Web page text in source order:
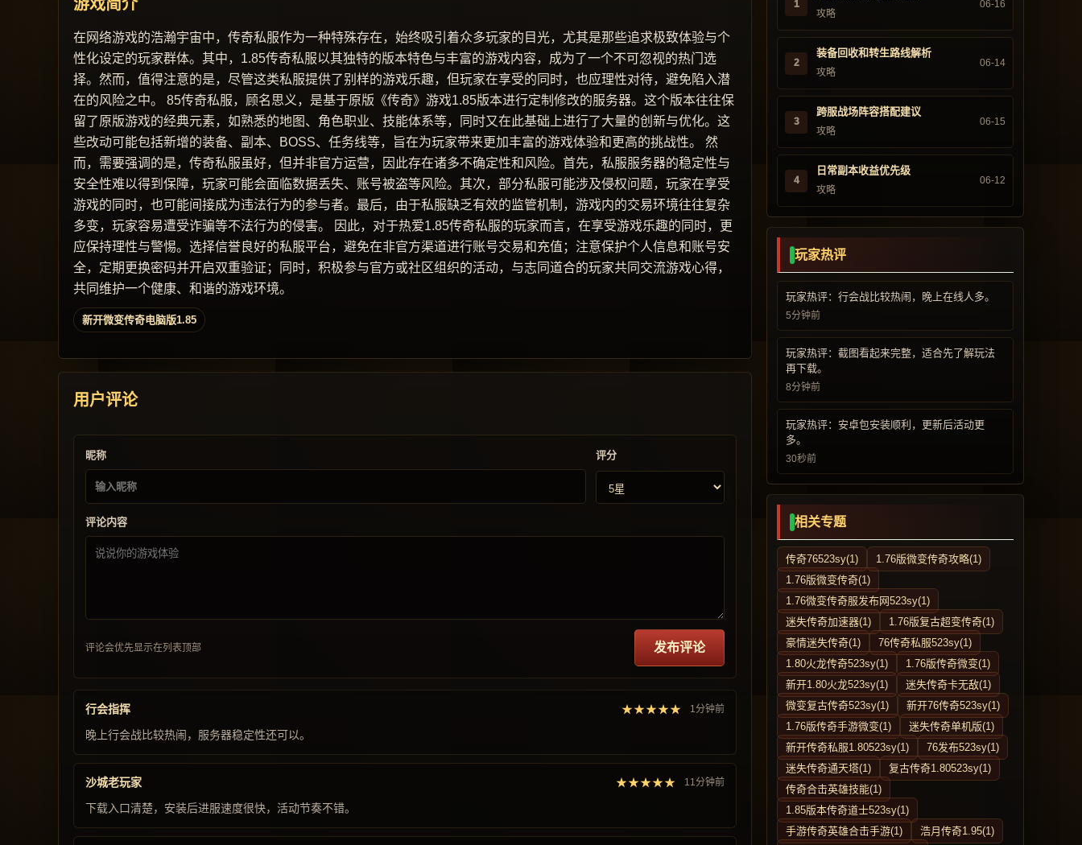
游戏简介
在网络游戏的浩瀚宇宙中，传奇私服作为一种特殊存在，始终吸引着众多玩家的目光，尤其是那些追求极致体验与个
性化设定的玩家群体。其中，1.85传奇私服以其独特的版本特色与丰富的游戏内容，成为了一个不可忽视的热门选
择。然而，值得注意的是，尽管这类私服提供了别样的游戏乐趣，但玩家在享受的同时，也应理性对待，避免陷入潜
在的风险之中。 85传奇私服，顾名思义，是基于原版《传奇》游戏1.85版本进行定制修改的服务器。这个版本往往保
留了原版游戏的经典元素，如熟悉的地图、角色职业、技能体系等，同时又在此基础上进行了大量的创新与优化。这
些改动可能包括新增的装备、副本、BOSS、任务线等，旨在为玩家带来更加丰富的游戏体验和更高的挑战性。 然
而，需要强调的是，传奇私服虽好，但并非官方运营，因此存在诸多不确定性和风险。首先，私服服务器的稳定性与
安全性难以得到保障，玩家可能会面临数据丢失、账号被盗等风险。其次，部分私服可能涉及侵权问题，玩家在享受
游戏的同时，也可能间接成为违法行为的参与者。最后，由于私服缺乏有效的监管机制，游戏内的交易环境往往复杂
多变，玩家容易遭受诈骗等不法行为的侵害。 因此，对于热爱1.85传奇私服的玩家而言，在享受游戏乐趣的同时，更
应保持理性与警惕。选择信誉良好的私服平台，避免在非官方渠道进行账号交易和充值；注意保护个人信息和账号安
全，定期更换密码并开启双重验证；同时，积极参与官方或社区组织的活动，与志同道合的玩家共同交流游戏心得，
共同维护一个健康、和谐的游戏环境。
新开微变传奇电脑版1.85
用户评论
昵称 评分
评论内容
评论会优先显示在列表顶部 发布评论
行会指挥 ★★★★★ 1分钟前
晚上行会战比较热闹，服务器稳定性还可以。
沙城老玩家 ★★★★★ 11分钟前
下载入口清楚，安装后进服速度很快，活动节奏不错。
1
攻略
06-16
2
装备回收和转生路线解析
攻略
06-14
3
跨服战场阵容搭配建议
攻略
06-15
4
日常副本收益优先级
攻略
06-12
玩家热评
玩家热评：行会战比较热闹，晚上在线人多。
5分钟前
玩家热评：截图看起来完整，适合先了解玩法
再下载。
8分钟前
玩家热评：安卓包安装顺利，更新后活动更
多。
30秒前
相关专题
传奇76523sy(1)
1.76版微变传奇攻略(1)
1.76版微变传奇(1)
1.76微变传奇服发布网523sy(1)
迷失传奇加速器(1)
1.76版复古超变传奇(1)
豪情迷失传奇(1)
76传奇私服523sy(1)
1.80火龙传奇523sy(1)
1.76版传奇微变(1)
新开1.80火龙523sy(1)
迷失传奇卡无敌(1)
微变复古传奇523sy(1)
新开76传奇523sy(1)
1.76版传奇手游微变(1)
迷失传奇单机版(1)
新开传奇私服1.80523sy(1)
76发布523sy(1)
迷失传奇通天塔(1)
复古传奇1.80523sy(1)
传奇合击英雄技能(1)
1.85版本传奇道士523sy(1)
手游传奇英雄合击手游(1)
浩月传奇1.95(1)